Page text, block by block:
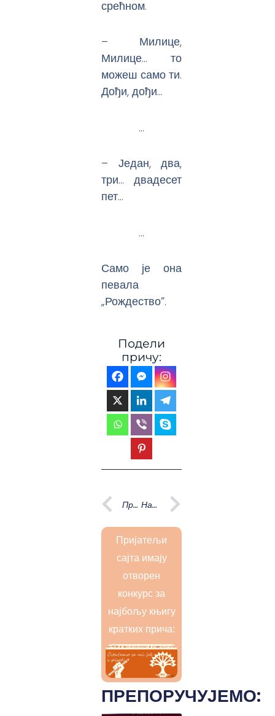
срећном.
– Милице,
Милице… то
можеш само ти.
Дођи, дођи…
…
– Један, два,
три… двадесет
пет…
…
Само је она
певала
„Рождество”.
Подели
причу:
Prev
Претходна Наредна
Next
Пријатељи
сајта имају
отворен
конкурс за
најбољу књигу
кратких прича:
ПРЕПОРУЧУЈЕМО: